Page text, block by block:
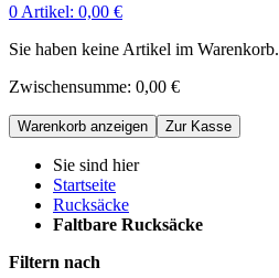
0 Artikel: 0,00 €
Sie haben keine Artikel im Warenkorb.
Zwischensumme: 0,00 €
Warenkorb anzeigen Zur Kasse
Sie sind hier
Startseite
Rucksäcke
Faltbare Rucksäcke
Filtern nach